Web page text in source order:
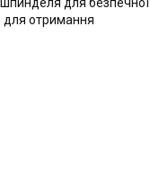
шпинделя для безпечної
для отримання